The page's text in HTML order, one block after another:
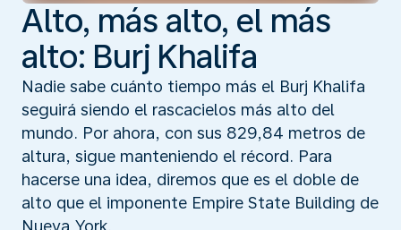
Alto, más alto, el más
alto: Burj Khalifa
Nadie sabe cuánto tiempo más el Burj Khalifa
seguirá siendo el rascacielos más alto del
mundo. Por ahora, con sus 829,84 metros de
altura, sigue manteniendo el récord. Para
hacerse una idea, diremos que es el doble de
alto que el imponente Empire State Building de
Nueva York.